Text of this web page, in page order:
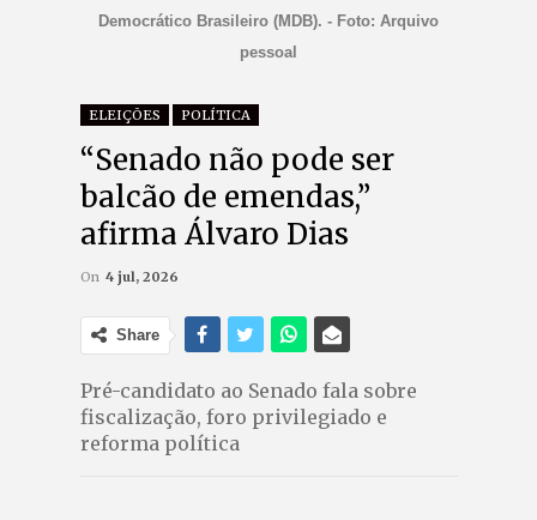
Democrático Brasileiro (MDB). - Foto: Arquivo
pessoal
ELEIÇÕES POLÍTICA
“Senado não pode ser
balcão de emendas,”
afirma Álvaro Dias
On 4 jul, 2026
Share
Pré-candidato ao Senado fala sobre
fiscalização, foro privilegiado e
reforma política